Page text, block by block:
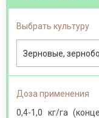
Выбрать культуру
Зерновые,
Доза применения
0,4-1,0 кг/га